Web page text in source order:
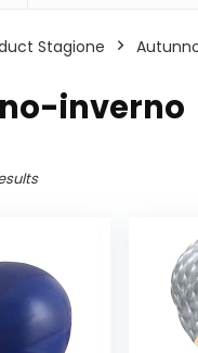
Stagione
inverno